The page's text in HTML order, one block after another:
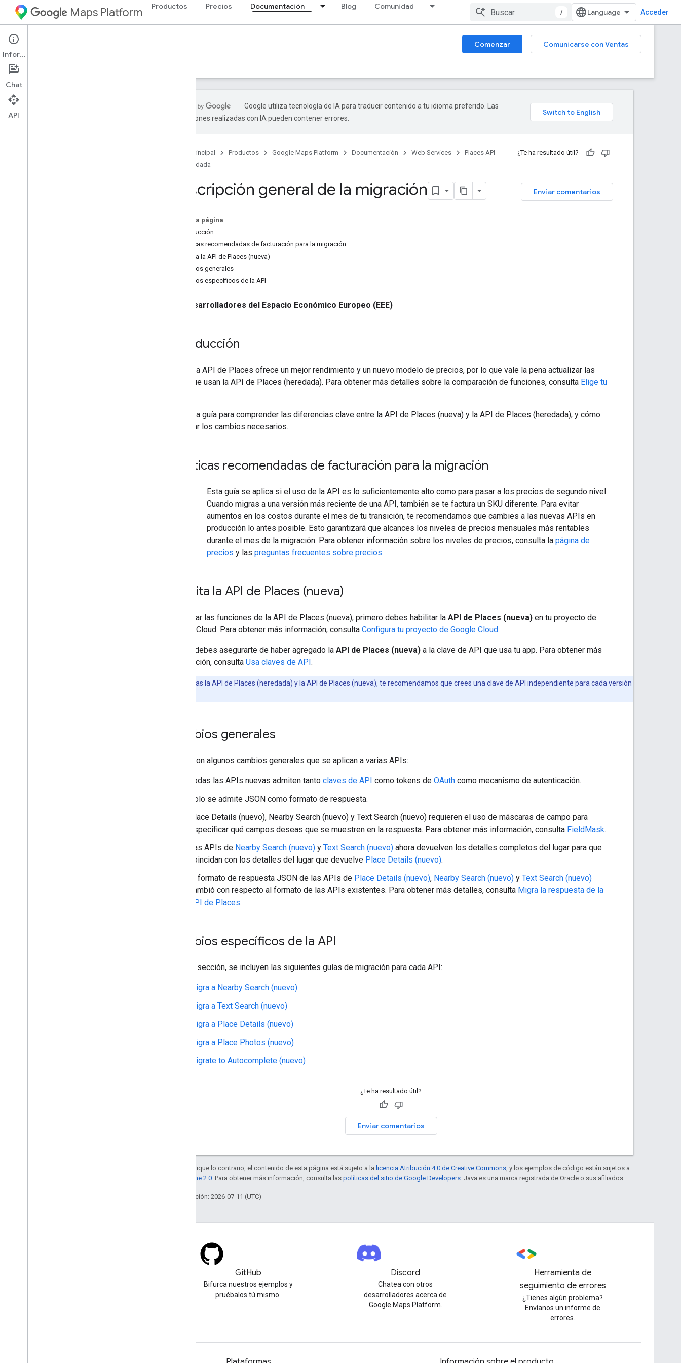
Maps Platform Productos Precios Documentación Blog Comunidad
/ Acceder
Web Services Comenzar
Comunicarse con Ventas
Guías
Google utiliza tecnología de IA para traducir contenido a tu idioma preferido. Las
traducciones realizadas con IA pueden contener errores.
Página principal Productos Google Maps Platform Documentación Web Services
Places API
Heredada
¿Te ha resultado útil?
Enviar comentarios
Descripción general de la migración
En esta página
Introducción
Prácticas recomendadas de facturación para la migración
Habilita la API de Places (nueva)
Cambios generales
Cambios específicos de la API
Desarrolladores del Espacio Económico Europeo (EEE)
Introducción
La nueva API de Places ofrece un mejor rendimiento y un nuevo modelo de precios, por lo que vale la pena actualizar las
apps que usan la API de Places (heredada). Para obtener más detalles sobre la comparación de funciones, consulta Elige tu
Usa esta guía para comprender las diferencias clave entre la API de Places (nueva) y la API de Places (heredada), y cómo
controlar los cambios necesarios.
Prácticas recomendadas de facturación para la migración
Esta guía se aplica si el uso de la API es lo suficientemente alto como para pasar a los precios de segundo nivel.
Cuando migras a una versión más reciente de una API, también se te factura un SKU diferente. Para evitar
aumentos en los costos durante el mes de tu transición, te recomendamos que cambies a las nuevas APIs en
producción lo antes posible. Esto garantizará que alcances los niveles de precios mensuales más rentables
durante el mes de la migración. Para obtener información sobre los niveles de precios, consulta la página de
precios y las preguntas frecuentes sobre precios.
Habilita la API de Places (nueva)
Para usar las funciones de la API de Places (nueva), primero debes habilitar la API de Places (nueva) en tu proyecto de
Google Cloud. Para obtener más información, consulta Configura tu proyecto de Google Cloud.
Luego, debes asegurarte de haber agregado la API de Places (nueva) a la clave de API que usa tu app. Para obtener más
información, consulta Usa claves de API.
Si usas la API de Places (heredada) y la API de Places (nueva), te recomendamos que crees una clave de API independiente para cada versión
Cambios generales
Estos son algunos cambios generales que se aplican a varias APIs:
Todas las APIs nuevas admiten tanto claves de API como tokens de OAuth como mecanismo de autenticación.
Solo se admite JSON como formato de respuesta.
Place Details (nuevo), Nearby Search (nuevo) y Text Search (nuevo) requieren el uso de máscaras de campo para
especificar qué campos deseas que se muestren en la respuesta. Para obtener más información, consulta FieldMask.
Las APIs de Nearby Search (nuevo) y Text Search (nuevo) ahora devuelven los detalles completos del lugar para que
coincidan con los detalles del lugar que devuelve Place Details (nuevo).
El formato de respuesta JSON de las APIs de Place Details (nuevo), Nearby Search (nuevo) y Text Search (nuevo)
cambió con respecto al formato de las APIs existentes. Para obtener más detalles, consulta Migra la respuesta de la
API de Places.
Cambios específicos de la API
En esta sección, se incluyen las siguientes guías de migración para cada API:
Migra a Nearby Search (nuevo)
Migra a Text Search (nuevo)
Migra a Place Details (nuevo)
Migra a Place Photos (nuevo)
Migrate to Autocomplete (nuevo)
¿Te ha resultado útil?
Enviar comentarios
Salvo que se indique lo contrario, el contenido de esta página está sujeto a la licencia Atribución 4.0 de Creative Commons , y los ejemplos de código están sujetos a
licencia Apache 2.0 . Para obtener más información, consulta las políticas del sitio de Google Developers . Java es una marca registrada de Oracle o sus afiliados.
Última actualización: 2026-07-11 (UTC)
GitHub
Bifurca nuestros ejemplos y
pruébalos tú mismo.
Discord
Chatea con otros
desarrolladores acerca de
Google Maps Platform.
Herramienta de
seguimiento de errores
¿Tienes algún problema?
Envíanos un informe de
errores.
Información
Chat
API